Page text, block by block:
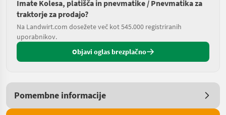
Imate Kolesa, platišča in pnevmatike / Pnevmatika za
traktorje za prodajo?
Na Landwirt.com dosežete več kot 545.000 registriranih
uporabnikov.
Objavi oglas brezplačno
Pomembne informacije